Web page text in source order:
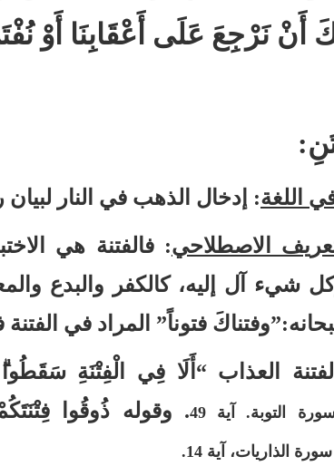
أَنْ نَرْجِعَ عَلَى أَعْقَابِنَا أَوْ
:
اللغة: إدخال الذهب في النار لبيان
الاصطلاحي:فالفتنة هي
شيء آل إليه، كالكفر والبدع
:”وفتناكَ فتوناً” المراد في الفتنة
العذاب“ أَلَا فِي الْفِتْنَةِ سَقَطُوا
التوبة. آية49
. وقوله ذُوقُوا
سورة الذاريات، آية 14.